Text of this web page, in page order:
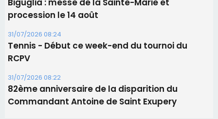
Corte – L’association A Nuciola organise une
projection sous les étoiles
06/08/2026 15:04
Alata - Soirée Tango Argentin au stade de San
Benedetto
05/08/2026 09:53
Biguglia : messe de la Sainte-Marie et
procession le 14 août